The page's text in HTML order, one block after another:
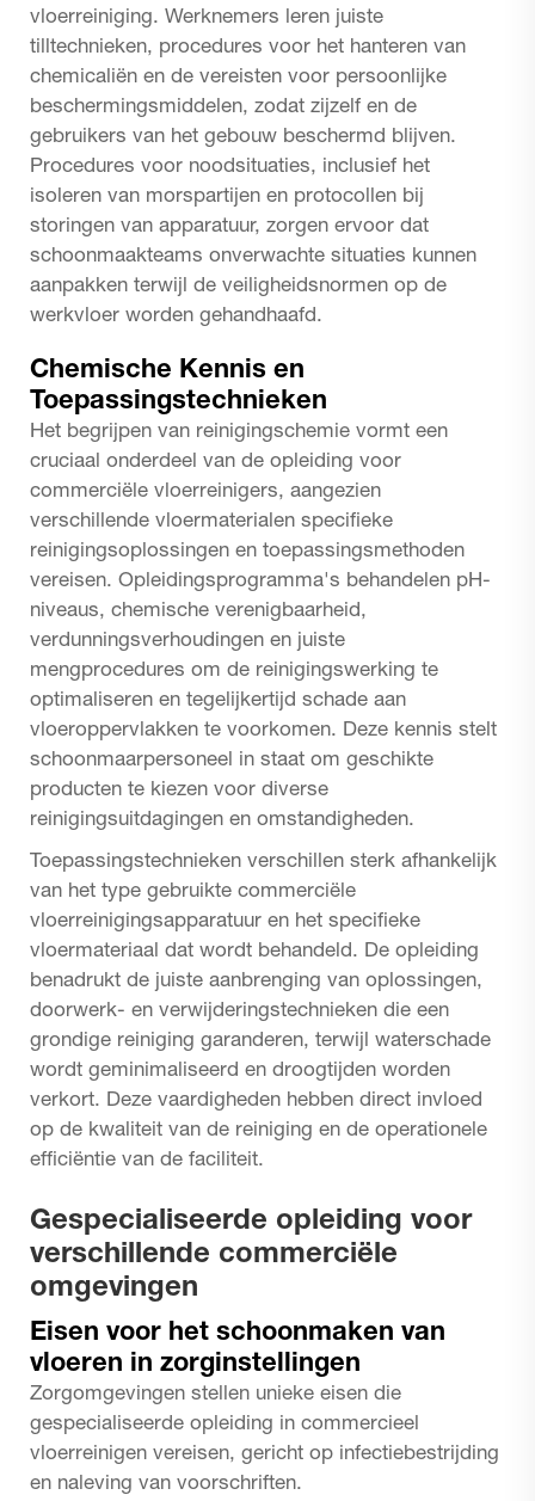
vloerreiniging. Werknemers leren juiste
tilltechnieken, procedures voor het hanteren van
chemicaliën en de vereisten voor persoonlijke
beschermingsmiddelen, zodat zijzelf en de
gebruikers van het gebouw beschermd blijven.
Procedures voor noodsituaties, inclusief het
isoleren van morspartijen en protocollen bij
storingen van apparatuur, zorgen ervoor dat
schoonmaakteams onverwachte situaties kunnen
aanpakken terwijl de veiligheidsnormen op de
werkvloer worden gehandhaafd.
Chemische Kennis en
Toepassingstechnieken
Het begrijpen van reinigingschemie vormt een
cruciaal onderdeel van de opleiding voor
commerciële vloerreinigers, aangezien
verschillende vloermaterialen specifieke
reinigingsoplossingen en toepassingsmethoden
vereisen. Opleidingsprogramma's behandelen pH-
niveaus, chemische verenigbaarheid,
verdunningsverhoudingen en juiste
mengprocedures om de reinigingswerking te
optimaliseren en tegelijkertijd schade aan
vloeroppervlakken te voorkomen. Deze kennis stelt
schoonmaarpersoneel in staat om geschikte
producten te kiezen voor diverse
reinigingsuitdagingen en omstandigheden.
Toepassingstechnieken verschillen sterk afhankelijk
van het type gebruikte commerciële
vloerreinigingsapparatuur en het specifieke
vloermateriaal dat wordt behandeld. De opleiding
benadrukt de juiste aanbrenging van oplossingen,
doorwerk- en verwijderingstechnieken die een
grondige reiniging garanderen, terwijl waterschade
wordt geminimaliseerd en droogtijden worden
verkort. Deze vaardigheden hebben direct invloed
op de kwaliteit van de reiniging en de operationele
efficiëntie van de faciliteit.
Gespecialiseerde opleiding voor
verschillende commerciële
omgevingen
Eisen voor het schoonmaken van
vloeren in zorginstellingen
Zorgomgevingen stellen unieke eisen die
gespecialiseerde opleiding in commercieel
vloerreinigen vereisen, gericht op infectiebestrijding
en naleving van voorschriften.